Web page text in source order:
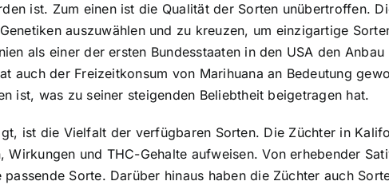
ist. Zum einen ist die Qualität der Sorten unübertroffen.
auszuwählen und zu kreuzen, um einzigartige
als einer der ersten Bundesstaaten in den USA den
auch der Freizeitkonsum von Marihuana an Bedeutung
ist, was zu seiner steigenden Beliebtheit beigetragen hat.
ist die Vielfalt der verfügbaren Sorten. Die Züchter in
und THC-Gehalte aufweisen. Von erhebender
Sorte. Darüber hinaus haben die Züchter auch